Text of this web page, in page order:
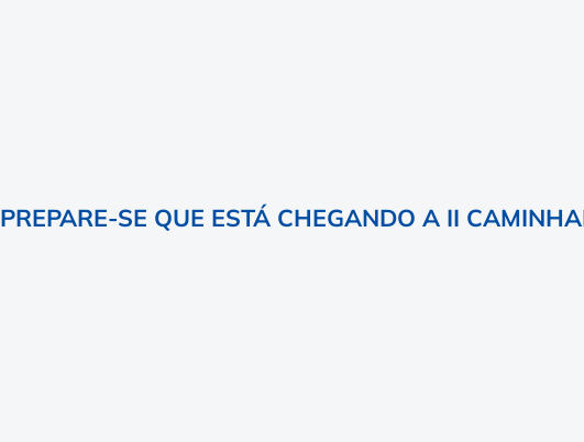
PREPARE-SE QUE ESTÁ CHEGANDO A II